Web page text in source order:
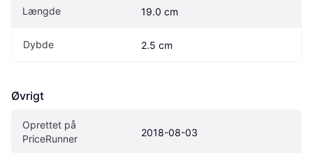
Længde 19.0 cm
Dybde 2.5 cm
Øvrigt
Oprettet på
PriceRunner
2018-08-03